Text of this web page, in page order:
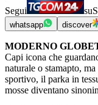
Segui su
whatsapp discover
MODERNO
Capi icona che
naturale o stamapto,
sportivo, il parka in
mosse diventano